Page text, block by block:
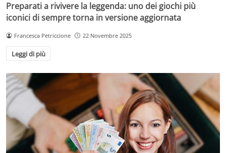
Preparati a rivivere la leggenda: uno dei giochi più
iconici di sempre torna in versione aggiornata
Francesca Petriccione 22 Novembre 2025
Leggi di più